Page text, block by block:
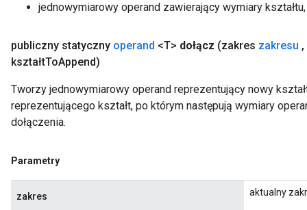
jednowymiarowy operand zawierający wymiary
publiczny statyczny operand <T> dołącz (zakres zakresu ,
kształtToAppend)
Tworzy jednowymiarowy operand reprezentujący nowy
reprezentującego kształt, po którym następują wymiary
dołączenia.
Parametry
zakres aktualny